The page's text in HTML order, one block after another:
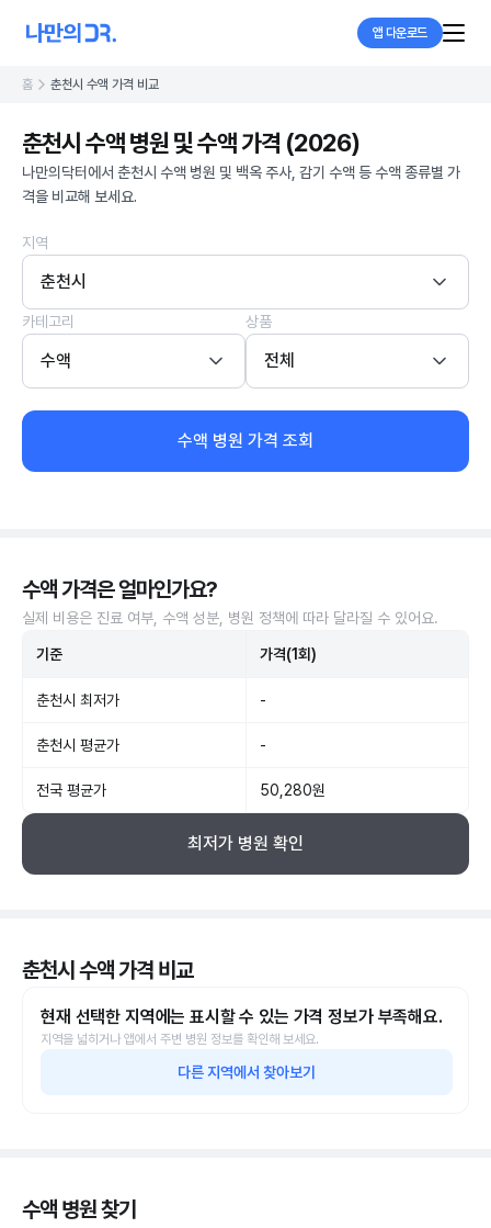
앱 다운로드
홈 춘천시 수액 가격 비교
춘천시 수액 병원 및 수액 가격 (2026)
나만의닥터에서 춘천시 수액 병원 및 백옥 주사, 감기 수액 등 수액 종류별 가
격을 비교해 보세요.
지역
춘천시
카테고리
수액
상품
전체
수액 병원 가격 조회
수액 가격은 얼마인가요?
실제 비용은 진료 여부, 수액 성분, 병원 정책에 따라 달라질 수 있어요.
기준 가격(1회)
춘천시 최저가 -
춘천시 평균가 -
전국 평균가 50,280원
최저가 병원 확인
춘천시 수액 가격 비교
현재 선택한 지역에는 표시할 수 있는 가격 정보가 부족해요.
지역을 넓히거나 앱에서 주변 병원 정보를 확인해 보세요.
다른 지역에서 찾아보기
수액 병원 찾기